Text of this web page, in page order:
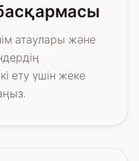
атаулары және
ету үшін жеке